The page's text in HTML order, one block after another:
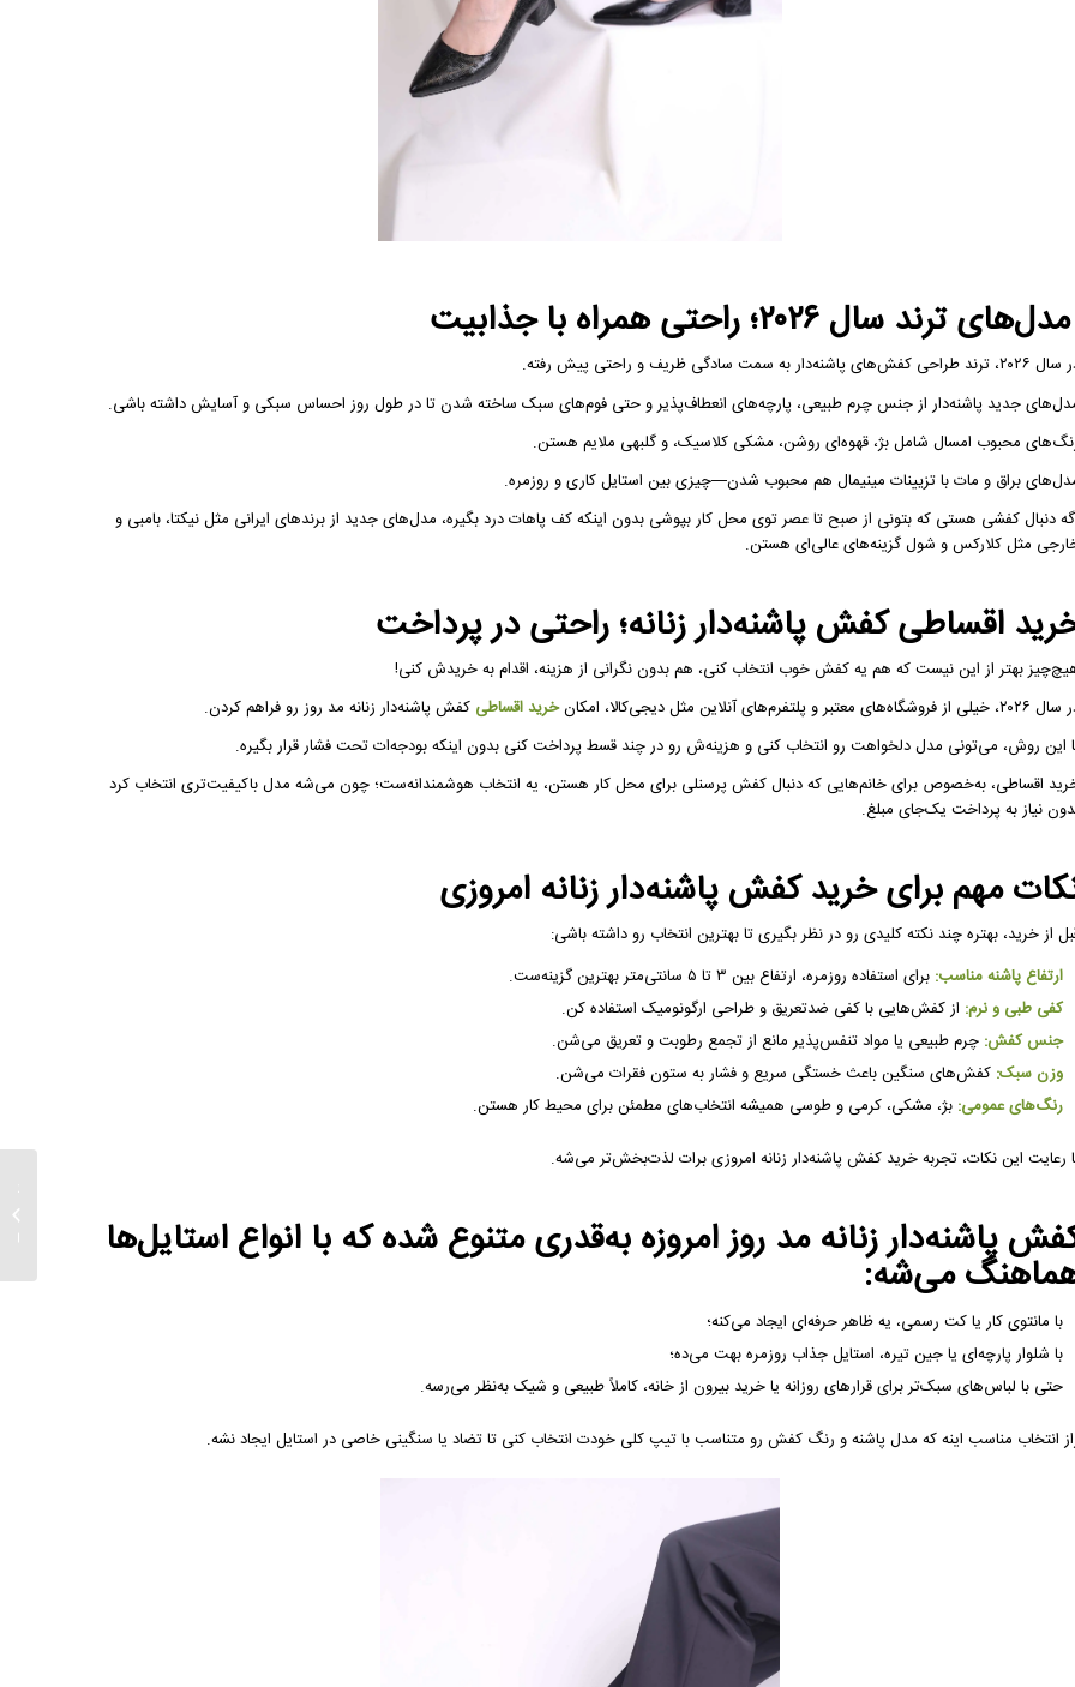
مدل‌های ترند سال ۲۰۲۶؛ راحتی همراه با جذابیت
طراحی کفش‌های پاشنه‌دار به سمت سادگی ظریف و راحتی پیش رفته.
جدید پاشنه‌دار از جنس چرم طبیعی، پارچه‌های انعطاف‌پذیر و حتی فوم‌های سبک ساخته شدن تا در طول روز احساس سبکی و آسایش داشته باشی.
محبوب امسال شامل بژ، قهوه‌ای روشن، مشکی کلاسیک، و گلبهی ملایم هستن.
براق و مات با تزیینات مینیمال هم محبوب شدن—چیزی بین استایل کاری و روزمره.
دنبال کفشی هستی که بتونی از صبح تا عصر توی محل کار بپوشی بدون اینکه کف پاهات درد بگیره، مدل‌های جدید از برندهای ایرانی مثل نیکتا، بامبی و
مثل کلارکس و شول گزینه‌های عالی‌ای هستن.
اقساطی کفش پاشنه‌دار زنانه؛ راحتی در پرداخت
بهتر از این نیست که هم یه کفش خوب انتخاب کنی، هم بدون نگرانی از هزینه، اقدام به خریدش کنی!
از فروشگاه‌های معتبر و پلتفرم‌های آنلاین مثل دیجی‌کالا، امکان
خرید اقساطی کفش پاشنه‌دار زنانه مد روز رو فراهم کردن.
این روش، می‌تونی مدل دلخواهت رو انتخاب کنی و هزینه‌ش رو در چند قسط پرداخت کنی بدون اینکه بودجه‌ات تحت فشار قرار بگیره.
اقساطی، به‌خصوص برای خانم‌هایی که دنبال کفش پرسنلی برای محل کار هستن، یه انتخاب هوشمندانه‌ست؛ چون می‌شه مدل باکیفیت‌تری انتخاب کرد
نیاز به پرداخت یک‌جای مبلغ.
مهم برای خرید کفش پاشنه‌دار زنانه امروزی
از خرید، بهتره چند نکته کلیدی رو در نظر بگیری تا بهترین انتخاب رو داشته باشی:
ارتفاع پاشنه مناسب: برای استفاده روزمره، ارتفاع بین ۳ تا ۵ سانتی‌متر بهترین گزینه‌ست.
کفی طبی و نرم: از کفش‌هایی با کفی ضدتعریق و طراحی ارگونومیک استفاده کن.
جنس کفش: چرم طبیعی یا مواد تنفس‌پذیر مانع از تجمع رطوبت و تعریق می‌شن.
وزن سبک: کفش‌های سنگین باعث خستگی سریع و فشار به ستون فقرات می‌شن.
رنگ‌های عمومی: بژ، مشکی، کرمی و طوسی همیشه انتخاب‌های مطمئن برای محیط کار هستن.
رعایت این نکات، تجربه خرید کفش پاشنه‌دار زنانه امروزی برات لذت‌بخش‌تر می‌شه.
پاشنه‌دار زنانه مد روز امروزه به‌قدری متنوع شده که با انواع استایل‌ها
می‌شه:
با مانتوی کار یا کت رسمی، یه ظاهر حرفه‌ای ایجاد می‌کنه؛
با شلوار پارچه‌ای یا جین تیره، استایل جذاب روزمره بهت می‌ده؛
حتی با لباس‌های سبک‌تر برای قرارهای روزانه یا خرید بیرون از خانه، کاملاً طبیعی و شیک به‌نظر می‌رسه.
انتخاب مناسب اینه که مدل پاشنه و رنگ کفش رو متناسب با تیپ کلی خودت انتخاب کنی تا تضاد یا سنگینی خاصی در استایل ایجاد نشه.
کفش
اقساطی